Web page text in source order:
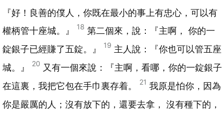
『好！良善的僕人，你既在最小的事上有忠心，可以有
權柄管十座城。』
18 第二個來，說：『主啊， 你的一
錠銀子已經賺了五錠。』
19 主人說：『你也可以管五座
城。』
20 又有一個來說：『主啊，看哪，你的一錠銀子
在這裏，我把它包在手巾裏存着。
21 我原是怕你，因為
你是嚴厲的人；沒有放下的，還要去拿， 沒有種下的，